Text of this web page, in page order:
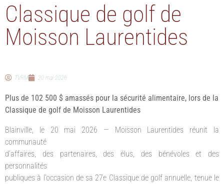
Classique de golf de
Moisson Laurentides
TVRM 20 mai 2026
Plus de 102 500 $ amassés pour la sécurité alimentaire, lors de la
Classique de golf de Moisson Laurentides
Blainville, le 20 mai 2026 — Moisson Laurentides réunit la
communauté
d’affaires, des partenaires, des élus, des bénévoles et des
personnalités
publiques à l’occasion de sa 27e Classique de golf annuelle, tenue le